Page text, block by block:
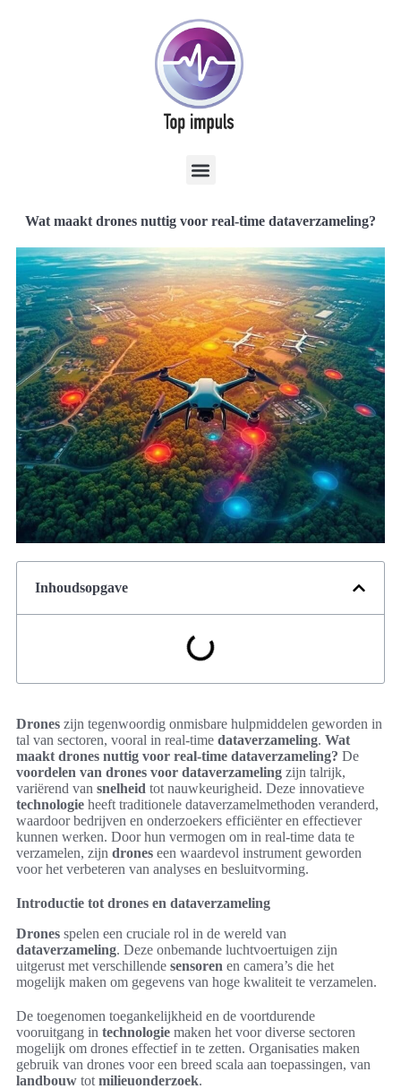
Wat maakt drones nuttig voor real-time dataverzameling?
Inhoudsopgave
Drones zijn tegenwoordig onmisbare hulpmiddelen geworden in
tal van sectoren, vooral in real-time dataverzameling. Wat
maakt drones nuttig voor real-time dataverzameling? De
voordelen van drones voor dataverzameling zijn talrijk,
variërend van snelheid tot nauwkeurigheid. Deze innovatieve
technologie heeft traditionele dataverzamelmethoden veranderd,
waardoor bedrijven en onderzoekers efficiënter en effectiever
kunnen werken. Door hun vermogen om in real-time data te
verzamelen, zijn drones een waardevol instrument geworden
voor het verbeteren van analyses en besluitvorming.
Introductie tot drones en dataverzameling
Drones spelen een cruciale rol in de wereld van
dataverzameling. Deze onbemande luchtvoertuigen zijn
uitgerust met verschillende sensoren en camera’s die het
mogelijk maken om gegevens van hoge kwaliteit te verzamelen.
De toegenomen toegankelijkheid en de voortdurende
vooruitgang in technologie maken het voor diverse sectoren
mogelijk om drones effectief in te zetten. Organisaties maken
gebruik van drones voor een breed scala aan toepassingen, van
landbouw tot milieuonderzoek.